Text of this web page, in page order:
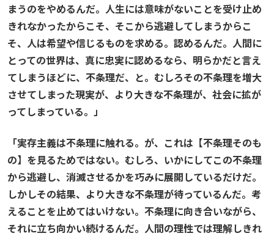
まうのをやめるんだ。人生には意味がないことを受け止め
きれなかったからこそ、そこから逃避してしまうからこ
そ、人は希望や信じるものを求める。認めるんだ。人間に
とっての世界は、真に忠実に認めるなら、明らかだと言え
てしまうほどに、不条理だ、と。むしろその不条理を増大
させてしまった現実が、より大きな不条理が、社会に拡が
ってしまっている。」
「実存主義は不条理に触れる。が、これは【不条理そのも
の】を見るためではない。むしろ、いかにしてこの不条理
から逃避し、消滅させるかを巧みに展開しているだけだ。
しかしその結果、より大きな不条理が待っているんだ。考
えることを止めてはいけない。不条理に向き合いながら、
それに立ち向かい続けるんだ。人間の理性では理解しきれ